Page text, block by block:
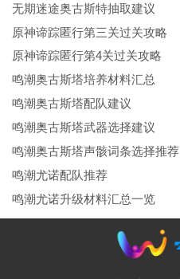
无期迷途奥古斯特抽取建议
原神谛踪匿行第三关过关攻略
原神谛踪匿行第4关过关攻略
鸣潮奥古斯塔培养材料汇总
鸣潮奥古斯塔配队建议
鸣潮奥古斯塔武器选择建议
鸣潮奥古斯塔声骸词条选择推荐
鸣潮尤诺配队推荐
鸣潮尤诺升级材料汇总一览